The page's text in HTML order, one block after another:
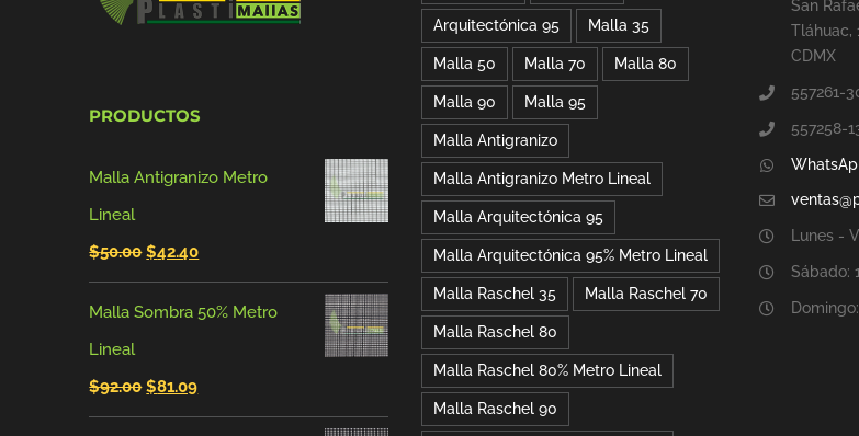
PRODUCTOS
Malla Antigranizo Metro
Lineal
$50.00 El
precio
original
$50.00.
$42.40El
precio
actual
$42.40.
Malla Sombra 50% Metro
Lineal
$92.00 El
precio
$81.09El
precio
Arquitectónica 95 Malla 35
Malla 50 Malla 70 Malla 80
Malla 90 Malla 95
Malla Antigranizo
Malla Antigranizo Metro Lineal
Malla Arquitectónica 95
Malla Arquitectónica 95% Metro Lineal
Malla Raschel 35 Malla Raschel 70
Malla Raschel 80
Malla Raschel 80% Metro Lineal
Malla Raschel 90
San
Tláhuac,
CDMX
557261-
557258-
Lunes -
Sábado: